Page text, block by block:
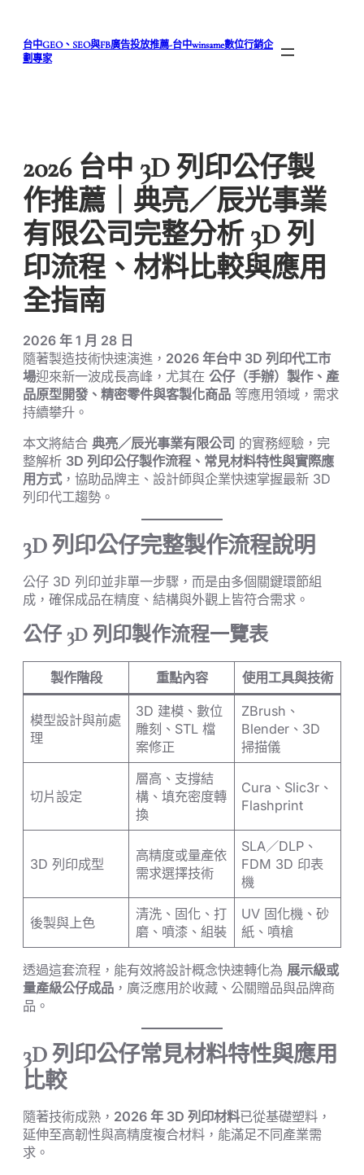
台中GEO、SEO與FB廣告投放推薦-台中winsame數位行銷企
劃專家
2026 台中 3D 列印公仔製
作推薦｜典亮／辰光事業
有限公司完整分析 3D 列
印流程、材料比較與應用
全指南
2026 年 1 月 28 日
隨著製造技術快速演進， 2026 年台中 3D 列印代工市
場迎來新一波成長高峰，尤其在 公仔（手辦）製作、產
品原型開發、精密零件與客製化商品 等應用領域，需求
持續攀升。
本文將結合 典亮／辰光事業有限公司 的實務經驗，完
整解析 3D 列印公仔製作流程、常見材料特性與實際應
用方式，協助品牌主、設計師與企業快速掌握最新 3D
列印代工趨勢。
3D 列印公仔完整製作流程說明
公仔 3D 列印並非單一步驟，而是由多個關鍵環節組
成，確保成品在精度、結構與外觀上皆符合需求。
公仔 3D 列印製作流程一覽表
製作階段 重點內容 使用工具與技術
模型設計與前處
理
3D 建模、數位
雕刻、STL 檔
案修正
ZBrush、
Blender、3D
掃描儀
切片設定
層高、支撐結
構、填充密度轉
換
Cura、Slic3r、
Flashprint
3D 列印成型
高精度或量產依
需求選擇技術
SLA／DLP、
FDM 3D 印表
機
後製與上色
清洗、固化、打
磨、噴漆、組裝
UV 固化機、砂
紙、噴槍
透過這套流程，能有效將設計概念快速轉化為 展示級或
量產級公仔成品 ，廣泛應用於收藏、公關贈品與品牌商
品。
3D 列印公仔常見材料特性與應用
比較
隨著技術成熟， 2026 年 3D 列印材料已從基礎塑料，
延伸至高韌性與高精度複合材料，能滿足不同產業需
求。